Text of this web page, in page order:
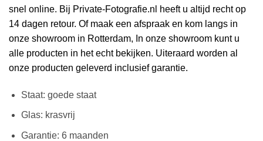
snel online. Bij Private-Fotografie.nl heeft u altijd recht op
14 dagen retour. Of maak een afspraak en kom langs in
onze showroom in Rotterdam, In onze showroom kunt u
alle producten in het echt bekijken. Uiteraard worden al
onze producten geleverd inclusief garantie.
Staat: goede staat
Glas: krasvrij
Garantie: 6 maanden